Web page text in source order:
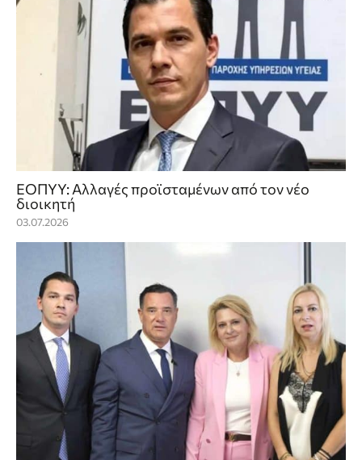
ΕΟΠΥΥ: Αλλαγές προϊσταμένων από τον νέο
διοικητή
03.07.2026